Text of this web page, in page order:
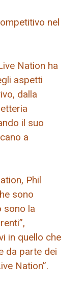
nel
Nation ha
aspetti
dalla
il suo
a
Phil
sono
sono la
in ​​quello che
da parte dei
Nation”.